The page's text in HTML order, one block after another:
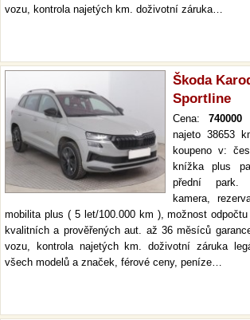
vozu, kontrola najetých km. doživotní záruka…
Škoda
Sportline
Cena: 740000
najeto 38653
koupeno v:
knížka plus
přední park.
kamera,
mobilita plus ( 5 let/100.000 km ), možnost
kvalitních a prověřených aut. až 36 měsíců
vozu, kontrola najetých km. doživotní záruka
všech modelů a značek, férové ceny, peníze…